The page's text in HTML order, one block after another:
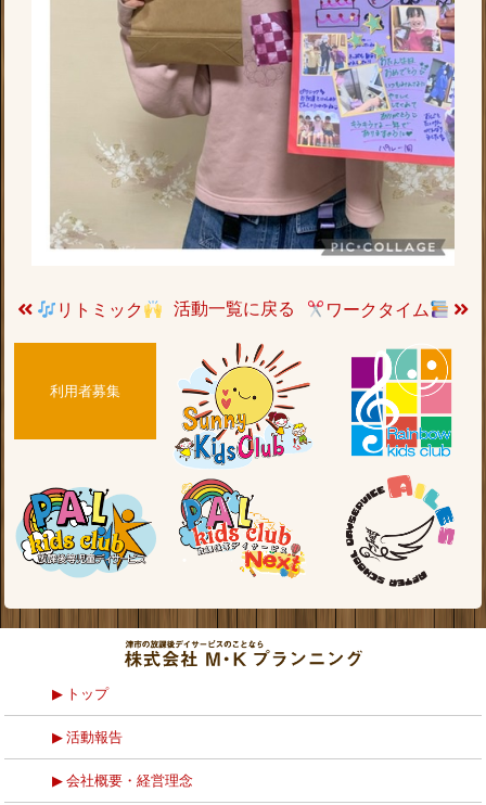
リトミック 活動一覧に戻る ワークタイム
利用者募集
トップ
活動報告
会社概要・経営理念